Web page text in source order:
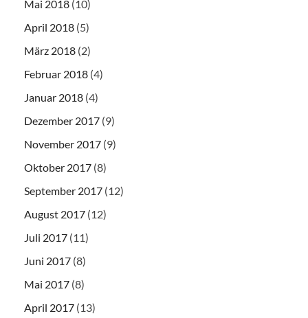
Mai 2018 (10)
April 2018 (5)
März 2018 (2)
Februar 2018 (4)
Januar 2018 (4)
Dezember 2017 (9)
November 2017 (9)
Oktober 2017 (8)
September 2017 (12)
August 2017 (12)
Juli 2017 (11)
Juni 2017 (8)
Mai 2017 (8)
April 2017 (13)